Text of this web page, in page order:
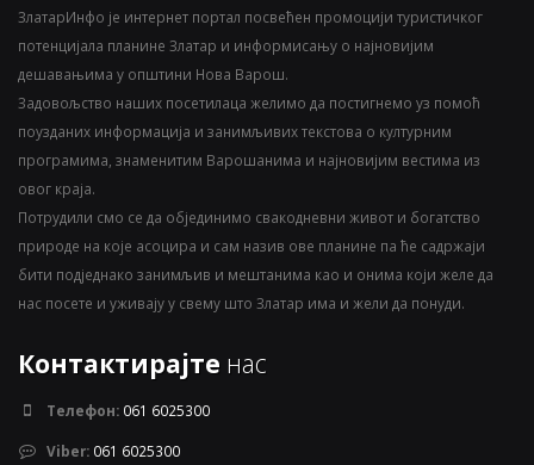
ЗлатарИнфо је интернет портал посвећен промоцији туристичког
потенцијала планине Златар и информисању о најновијим
дешавањима у општини Нова Варош.
Задовољство наших посетилаца желимо да постигнемо уз помоћ
поузданих информација и занимљивих текстова о културним
програмима, знаменитим Варошанима и најновијим вестима из
овог краја.
Потрудили смо се да објединимо свакодневни живот и богатство
природе на које асоцира и сам назив ове планине па ће садржаји
бити подједнако занимљив и мештанима као и онима који желе да
нас посете и уживају у свему што Златар има и жели да понуди.
Контактирајте нас
Телефон: 061 6025300
Viber: 061 6025300